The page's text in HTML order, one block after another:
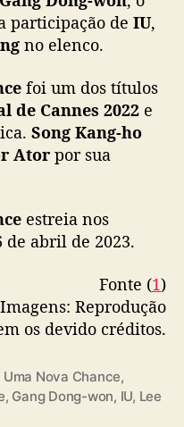
i
l
participação de IU,
no elenco.
foi um dos títulos
de Cannes 2022 e
Song Kang-ho
Ator por sua
estreia nos
abril de 2023.
Fonte (1)
Imagens: Reprodução
os devido créditos.
Nova Chance,
, Gang Dong-won, IU, Lee